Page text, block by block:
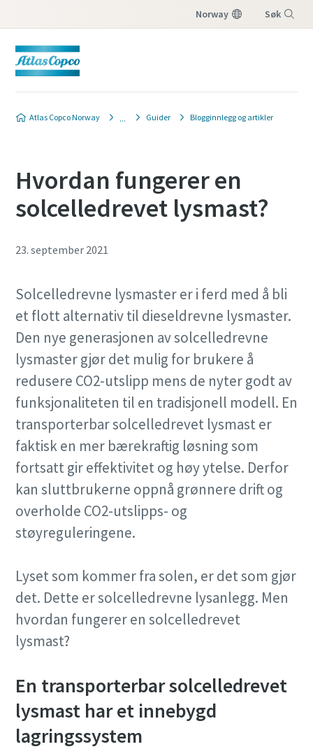
Norway Søk
Atlas Copco Norway Guider Blogginnlegg og artikler
Hvordan fungerer en
solcelledrevet lysmast?
23. september 2021
Solcelledrevne lysmaster er i ferd med å bli
et flott alternativ til dieseldrevne lysmaster.
Den nye generasjonen av solcelledrevne
lysmaster gjør det mulig for brukere å
redusere CO2-utslipp mens de nyter godt av
funksjonaliteten til en tradisjonell modell. En
transporterbar solcelledrevet lysmast er
faktisk en mer bærekraftig løsning som
fortsatt gir effektivitet og høy ytelse. Derfor
kan sluttbrukerne oppnå grønnere drift og
overholde CO2-utslipps- og
støyreguleringene.
Lyset som kommer fra solen, er det som gjør
det. Dette er solcelledrevne lysanlegg. Men
hvordan fungerer en solcelledrevet
lysmast?
En transporterbar solcelledrevet
lysmast har et innebygd
lagringssystem